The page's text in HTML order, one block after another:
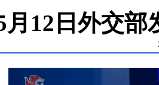
月12日外交